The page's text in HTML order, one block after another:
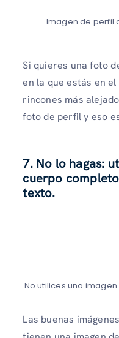
Imagen de perfil
Si quieres una foto
en la que estás en
rincones más
foto de perfil y eso
7. No lo hagas:
cuerpo
texto.
No utilices una
Las buenas